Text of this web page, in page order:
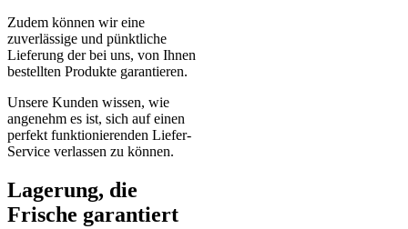
Zudem können wir eine
zuverlässige und pünktliche
Lieferung der bei uns, von Ihnen
bestellten Produkte garantieren.
Unsere Kunden wissen, wie
angenehm es ist, sich auf einen
perfekt funktionierenden Liefer-
Service verlassen zu können.
Lagerung, die
Frische garantiert